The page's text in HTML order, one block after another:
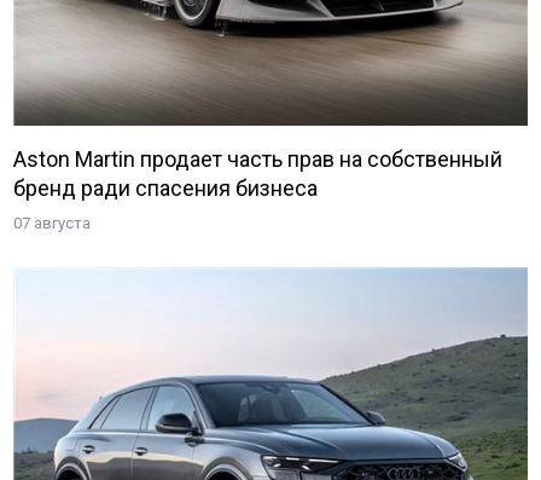
Aston Martin продает часть прав на собственный
бренд ради спасения бизнеса
07 августа